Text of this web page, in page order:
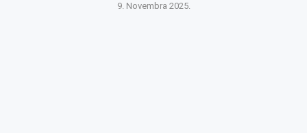
9. Novembra 2025.